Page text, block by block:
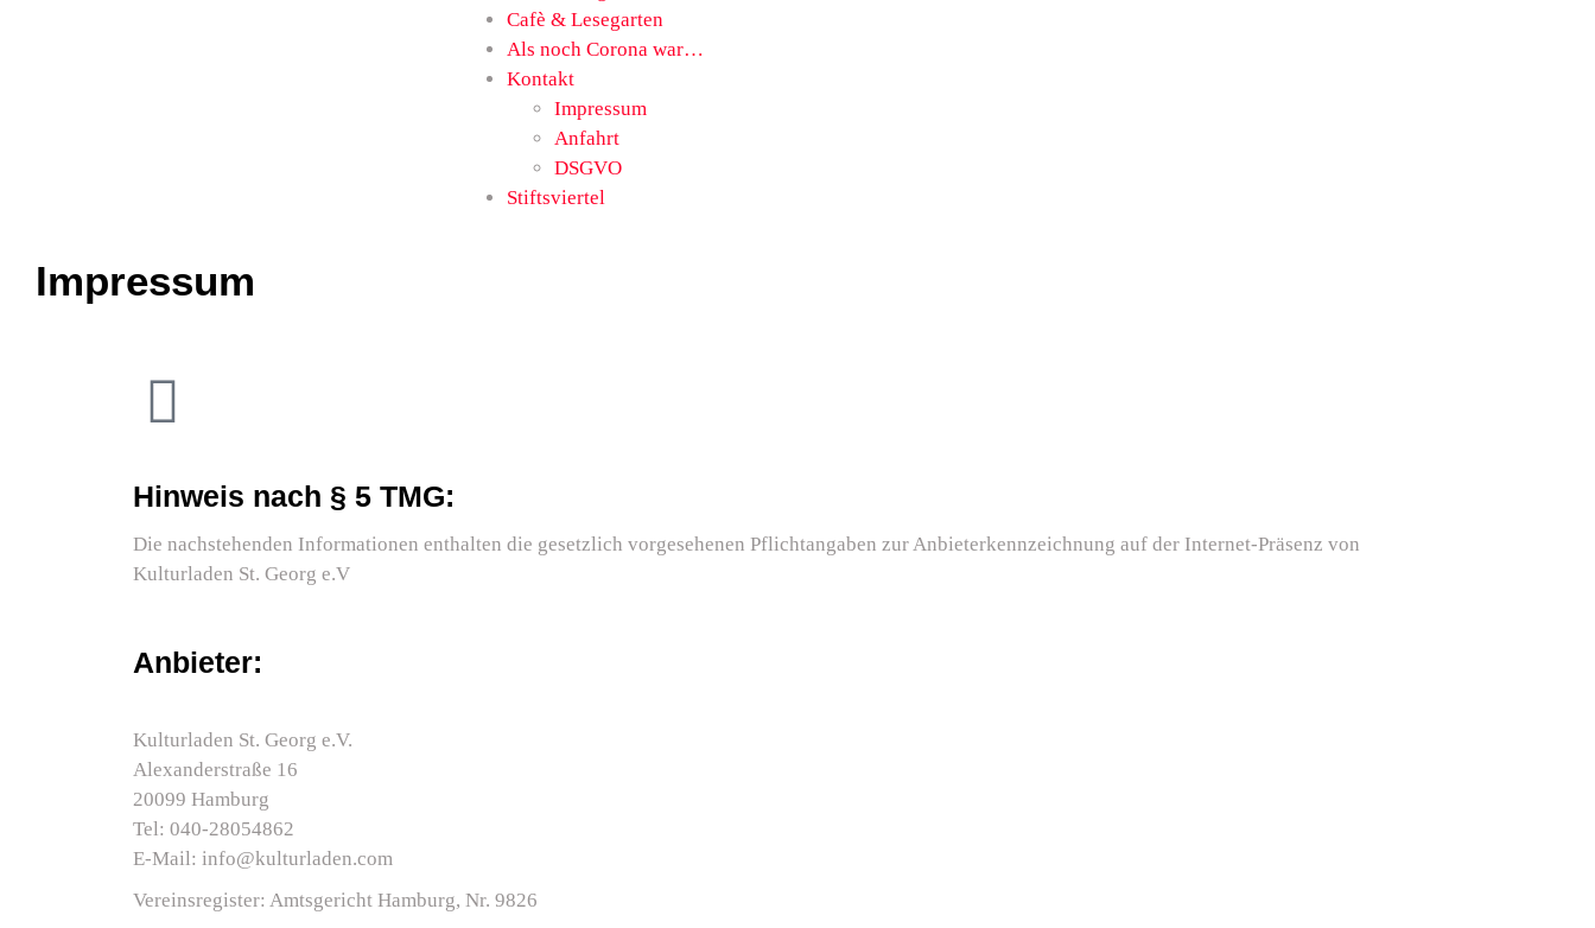
Cafè & Lesegarten
Als noch Corona war…
Kontakt
Impressum
Anfahrt
DSGVO
Stiftsviertel
Impressum
Hinweis nach § 5 TMG:
Die nachstehenden Informationen enthalten die gesetzlich vorgesehenen Pflichtangaben zur Anbieterkennzeichnung auf der Internet-Präsenz von
Kulturladen St. Georg e.V
Anbieter:
Kulturladen St. Georg e.V.
Alexanderstraße 16
20099 Hamburg
Tel: 040-28054862
E-Mail: info@kulturladen.com
Vereinsregister: Amtsgericht Hamburg, Nr. 9826